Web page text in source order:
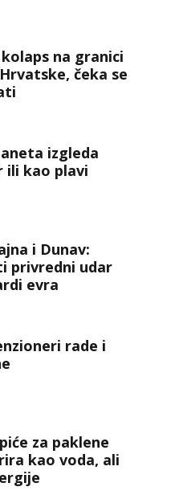
na granici
čeka se
izgleda
ili kao plavi
i Dunav:
privredni udar
evra
rade i
za paklene
kao voda, ali